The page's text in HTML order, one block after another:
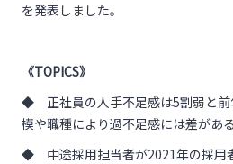
を発表しました。
《TOPICS》
◆ 正社員の人手不足感は5割弱と前
模や職種により過不足感には差があ
◆ 中途採用担当者が2021年の採用